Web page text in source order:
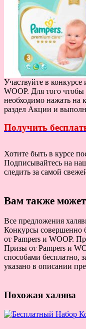
Участвуйте в
WOOP. Для того
необходимо нажать на
раздел Акции и
Получить
Хотите быть в курсе
Подписывайтесь на
следить за самой
Вам также
Все предложения
Конкурсы совершенно
от Pampers и WOOP.
Призы от Pampers и
способами бесплатно,
указано в описании
Похожая халява